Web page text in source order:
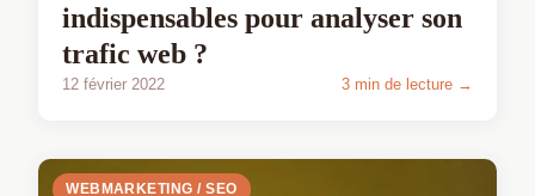
indispensables pour analyser son
trafic web ?
12 février 2022 3 min de lecture →
WEBMARKETING / SEO